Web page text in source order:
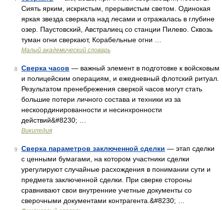
Сиять ярким, искристым, прерывистым светом. Одинокая
яркая звезда сверкала над лесами и отражалась в глубине
озер. Паустовский, Австралиец со станции Пилево. Сквозь
туман огни сверкают, Корабельные огни …
Малый академический словарь
8 Сверка часов — важный элемент в подготовке к войсковым
и полицейским операциям, и ежедневный флотский ритуал.
Результатом пренебрежения сверкой часов могут стать
большие потери личного состава и техники из за
нескоординированности и несинхронности
действий&#8230; …
Википедия
9 Сверка параметров заключенной сделки — этап сделки
с ценными бумагами, на котором участники сделки
урегулируют случайные расхождения в понимании сути и
предмета заключенной сделки. При сверке стороны
сравнивают свои внутренние учетные документы со
сверочными документами контрагента.&#8230; …